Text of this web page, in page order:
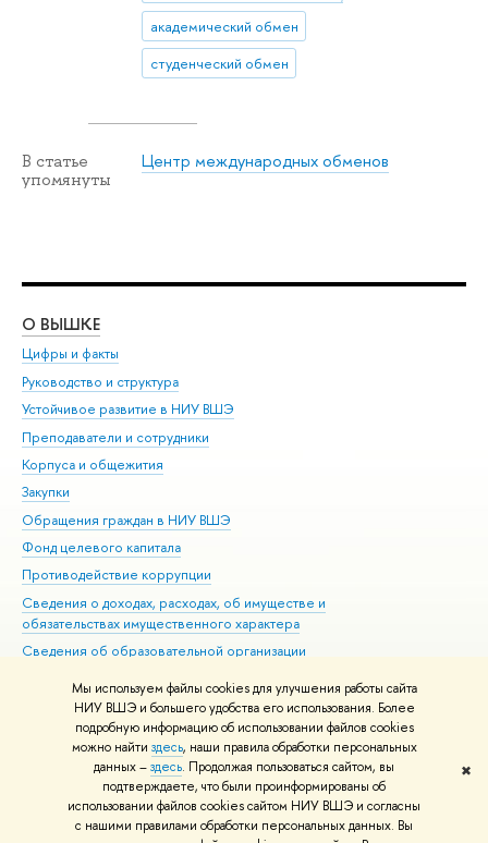
Мы используем файлы cookies для улучшения работы сайта
НИУ ВШЭ и большего удобства его использования. Более
подробную информацию об использовании файлов cookies
можно найти здесь, наши правила обработки персональных
данных –здесь. Продолжая пользоваться сайтом, вы
подтверждаете, что были проинформированы об
использовании файлов cookies сайтом НИУ ВШЭ и согласны
с нашими правилами обработки персональных данных. Вы
✖
академический обмен
студенческий обмен
В статье
упомянуты
Центр международных обменов
О ВЫШКЕ
Цифры и факты
Руководство и структура
Устойчивое развитие в НИУ ВШЭ
Преподаватели и сотрудники
Корпуса и общежития
Закупки
Обращения граждан в НИУ ВШЭ
Фонд целевого капитала
Противодействие коррупции
Сведения о доходах, расходах, об имуществе и
обязательствах имущественного характера
Сведения об образовательной организации
Людям с ограниченными возможностями здоровья
Единая платежная страница
Работа в Вышке
© НИУ ВШЭ 1993–2026 Адреса и контакты Условия использования
материалов Политика конфиденциальности Карта сайта